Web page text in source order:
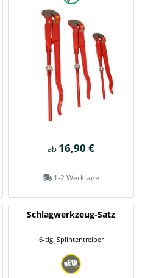
ab 16,90 €
1-2 Werktage
Schlagwerkzeug-Satz
6-tlg. Splintentreiber